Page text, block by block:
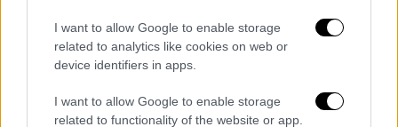
I want to allow Google to enable storage
related to analytics like cookies on web or
device identifiers in apps.
I want to allow Google to enable storage
related to functionality of the website or app.
ΕΘΝΟΣ θα παρεμβαίνει και τα προσβλητικά σχόλια θα